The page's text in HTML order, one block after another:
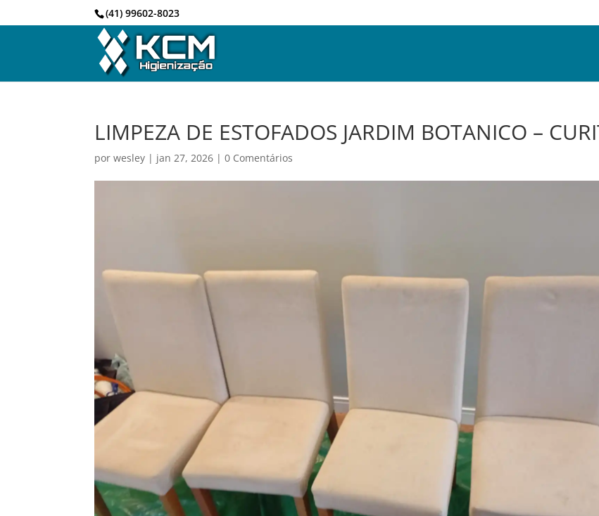
(41) 99602-8023
LIMPEZA DE ESTOFADOS JARDIM BOTANICO –
porwesley | jan 27, 2026 |0 Comentários